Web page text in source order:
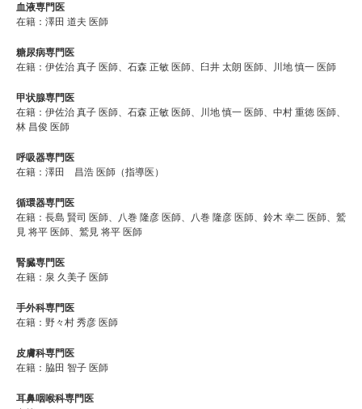
血液専門医
在籍：澤田 道夫 医師
糖尿病専門医
在籍：伊佐治 真子 医師、石森 正敏 医師、臼井 太朗 医師、川地 慎一 医師
甲状腺専門医
在籍：伊佐治 真子 医師、石森 正敏 医師、川地 慎一 医師、中村 重徳 医師、
林 昌俊 医師
呼吸器専門医
在籍：澤田 昌浩 医師（指導医）
循環器専門医
在籍：長島 賢司 医師、八巻 隆彦 医師、八巻 隆彦 医師、鈴木 幸二 医師、鷲
見 将平 医師、鷲見 将平 医師
腎臓専門医
在籍：泉 久美子 医師
手外科専門医
在籍：野々村 秀彦 医師
皮膚科専門医
在籍：脇田 智子 医師
耳鼻咽喉科専門医